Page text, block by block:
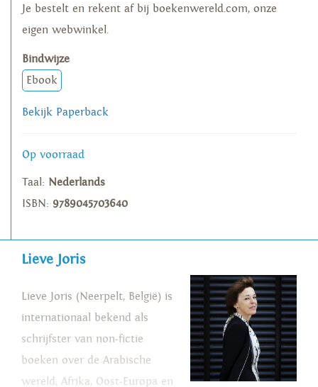
Je bestelt en rekent af bij boekenwereld.com, onze
eigen webwinkel.
Bindwijze
Ebook
Bekijk Paperback
Op voorraad
Taal: Nederlands
ISBN: 9789045703640
Lieve Joris
Lieve Joris (Neerpelt, België) is
internationaal bekend als
schrijfster van non-fictie
boeken over de Arabische
wereld, Afrika, Oost-Europa en